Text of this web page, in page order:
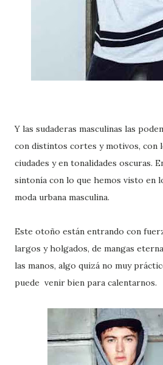
Y las sudaderas masculinas las
con distintos cortes y motivos, con
ciudades y en tonalidades oscuras.
sintonía con lo que hemos visto en
moda urbana masculina.
Este otoño están entrando con
largos y holgados, de mangas
las manos, algo quizá no muy
puede venir bien para calentarnos.